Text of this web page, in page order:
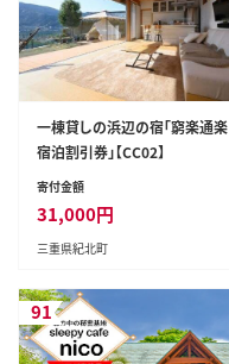
一棟貸しの浜辺の宿「窮楽通楽
宿泊割引券」【CC02】
寄付金額
31,000円
三重県紀北町
91